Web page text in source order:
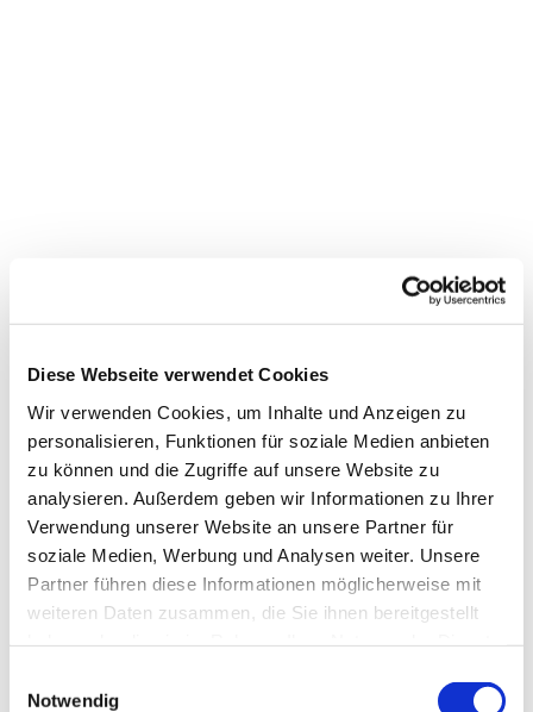
Diese Webseite verwendet Cookies
Wir verwenden Cookies, um Inhalte und Anzeigen zu
personalisieren, Funktionen für soziale Medien anbieten
zu können und die Zugriffe auf unsere Website zu
analysieren. Außerdem geben wir Informationen zu Ihrer
Verwendung unserer Website an unsere Partner für
soziale Medien, Werbung und Analysen weiter. Unsere
Partner führen diese Informationen möglicherweise mit
weiteren Daten zusammen, die Sie ihnen bereitgestellt
Notwendig
Dies könnte Sie auch
interessieren